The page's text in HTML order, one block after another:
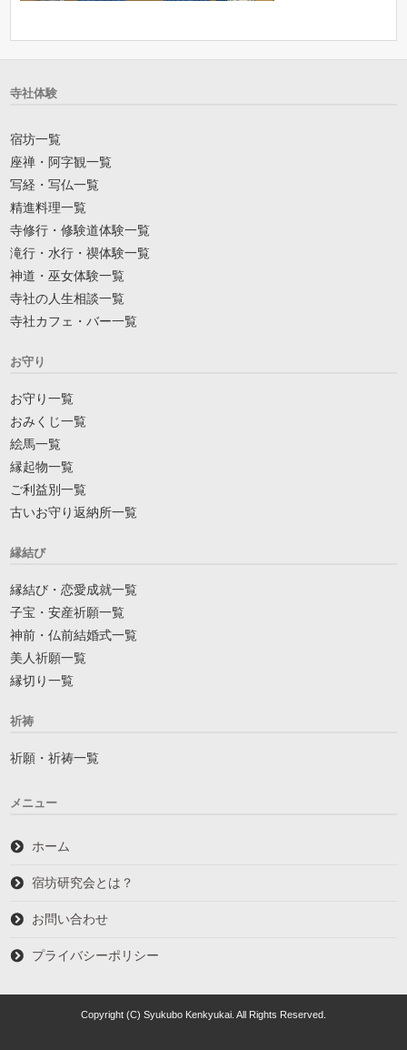
寺社体験
宿坊一覧
座禅・阿字観一覧
写経・写仏一覧
精進料理一覧
寺修行・修験道体験一覧
滝行・水行・禊体験一覧
神道・巫女体験一覧
寺社の人生相談一覧
寺社カフェ・バー一覧
お守り
お守り一覧
おみくじ一覧
絵馬一覧
縁起物一覧
ご利益別一覧
古いお守り返納所一覧
縁結び
縁結び・恋愛成就一覧
子宝・安産祈願一覧
神前・仏前結婚式一覧
美人祈願一覧
縁切り一覧
祈祷
祈願・祈祷一覧
メニュー
ホーム
宿坊研究会とは？
お問い合わせ
プライバシーポリシー
Copyright (C) Syukubo Kenkyukai. All Rights Reserved.